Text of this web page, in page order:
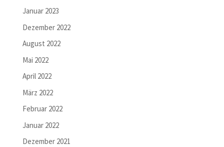
Januar 2023
Dezember 2022
August 2022
Mai 2022
April 2022
März 2022
Februar 2022
Januar 2022
Dezember 2021